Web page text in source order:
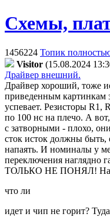
Схемы,
1456224 Топик
Visitor (15.08.2024
Драйвер внешний.
Драйвер хороший, тоже
приведенным картинкам
успевает. Резисторы
по 100 нс на плечо. А
с затворными - плохо,
сток исток должны
напаять. И номиналы у
переключения наглядно
ТОЛЬКО НЕ ПОНЯЛ! На
что ли
идет и чип не горит?